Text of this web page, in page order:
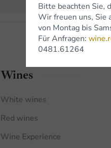
Wines
White wines
Red wines
Wine Experience
Bitte beachten Sie,
Wir freuen uns, Sie
von Montag bis
Für Anfragen:
0481.61264